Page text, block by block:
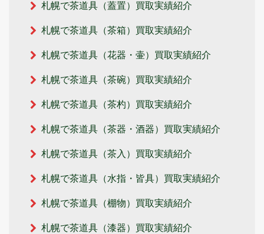
札幌で茶道具（蓋置）買取実績紹介
札幌で茶道具（茶箱）買取実績紹介
札幌で茶道具（花器・壷）買取実績紹介
札幌で茶道具（茶碗）買取実績紹介
札幌で茶道具（茶杓）買取実績紹介
札幌で茶道具（茶器・酒器）買取実績紹介
札幌で茶道具（茶入）買取実績紹介
札幌で茶道具（水指・皆具）買取実績紹介
札幌で茶道具（棚物）買取実績紹介
札幌で茶道具（漆器）買取実績紹介